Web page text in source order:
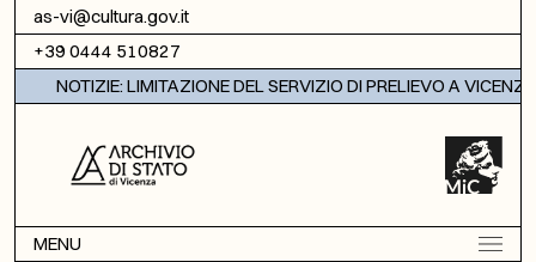
Vai al contenuto
as-vi@cultura.gov.it
+39 0444 510827
NOTIZIE: LIMITAZIONE DEL SERVIZIO DI PRELIEVO A VICENZA
MENU